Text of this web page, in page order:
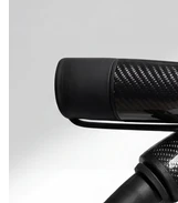
BMW i5 Ladekabel